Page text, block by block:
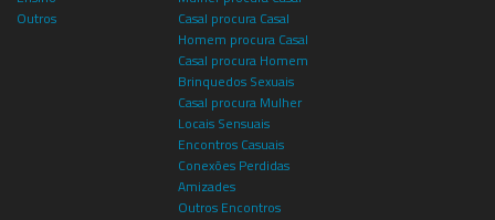
Outros
Casal procura Casal
Homem procura Casal
Casal procura Homem
Brinquedos Sexuais
Casal procura Mulher
Locais Sensuais
Encontros Casuais
Conexões Perdidas
Amizades
Outros Encontros